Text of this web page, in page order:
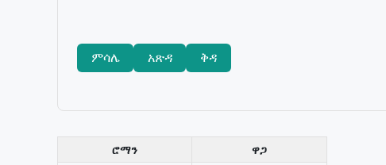
ምሳሌ አጽዳ ቅዳ
ሮማን ዋጋ